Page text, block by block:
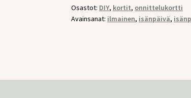
Osastot: DIY, kortit, onnittelukortti
Avainsanat: ilmainen, isänpäivä,